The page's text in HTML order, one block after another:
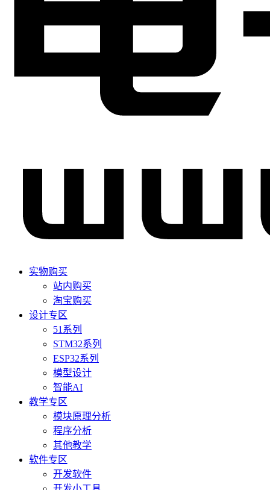
实物购买
站内购买
淘宝购买
设计专区
51系列
STM32系列
ESP32系列
模型设计
智能AI
教学专区
模块原理分析
程序分析
其他教学
软件专区
开发软件